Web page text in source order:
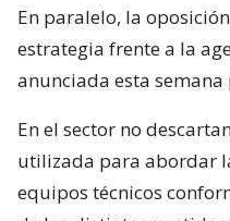
En paralelo, la
estrategia frente a la
anunciada esta semana
En el sector no
utilizada para abordar
equipos técnicos